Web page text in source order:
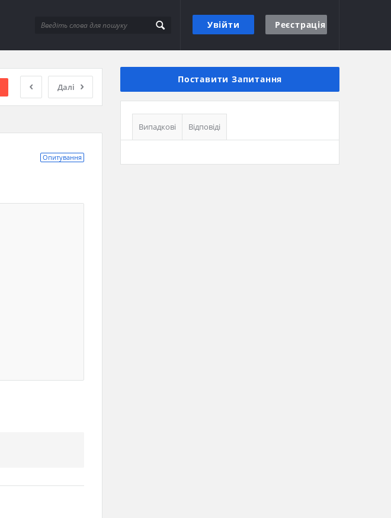
Увійти Реєстрація
Далі
Опитування
Поставити Запитання
Випадкові Відповіді